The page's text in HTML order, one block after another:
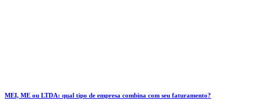
MEI, ME ou LTDA: qual tipo de empresa combina com seu faturamento?